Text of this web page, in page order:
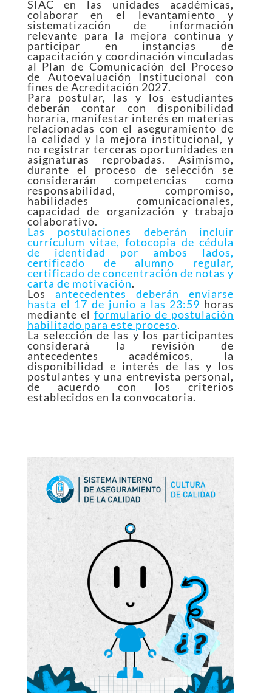
SIAC en las unidades académicas,
colaborar en el levantamiento y
sistematización de información
relevante para la mejora continua y
participar en instancias de
capacitación y coordinación vinculadas
al Plan de Comunicación del Proceso
de Autoevaluación Institucional con
fines de Acreditación 2027.
Para postular, las y los estudiantes
deberán contar con disponibilidad
horaria, manifestar interés en materias
relacionadas con el aseguramiento de
la calidad y la mejora institucional, y
no registrar terceras oportunidades en
asignaturas reprobadas. Asimismo,
durante el proceso de selección se
considerarán competencias como
responsabilidad, compromiso,
habilidades comunicacionales,
capacidad de organización y trabajo
colaborativo.
Las postulaciones deberán incluir
currículum vitae, fotocopia de cédula
de identidad por ambos lados,
certificado de alumno regular,
certificado de concentración de notas y
carta de motivación.
Los antecedentes deberán enviarse
hasta el 17 de junio a las 23:59 horas
mediante el formulario de postulación
habilitado para este proceso.
La selección de las y los participantes
considerará la revisión de
antecedentes académicos, la
disponibilidad e interés de las y los
postulantes y una entrevista personal,
de acuerdo con los criterios
establecidos en la convocatoria.